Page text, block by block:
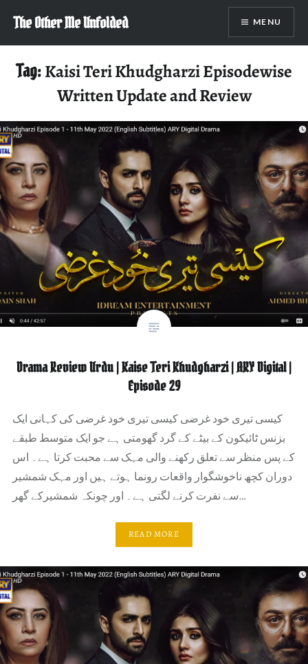
content
The Other Me Unfolded MENU
Tag:Kaisi Teri Khudgharzi Episodewise
Written Update and Review
Drama Review Urdu | Kaise Teri Khudgharzi | ARY Digital |
Episode 29
کیسی تیری خود غرضی کیسی تیری خود غرضی کی کہانی ایک
بزنس ٹائیکون کے بیٹے کے گرد گھومتی ہے جو ایک متوسط ​​طبقے
کے پس منظر سے تعلق رکھنے والی مہک سے محبت کرتا ہے۔ اس
دوران کچھ ناخوشگوار واقعات رونما ہوتے ہیں اور مہک شمشیر
سے نفرت کرنے لگتی ہے۔ اور چونکہ شمشیرکے گھر…
READ MORE